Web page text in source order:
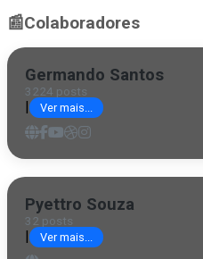
📰Colaboradores
Germando Santos
3224 posts
| Ver mais...
Pyettro Souza
32 posts
| Ver mais...